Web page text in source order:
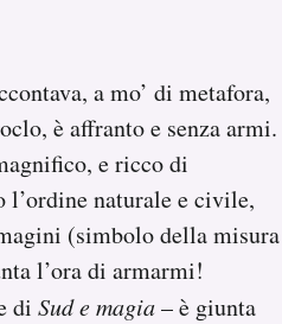
a mo’ di metafora,
è affranto e senza armi.
e ricco di
naturale e civile,
(simbolo della misura
l’ora di armarmi!
di Sud e magia– è giunta